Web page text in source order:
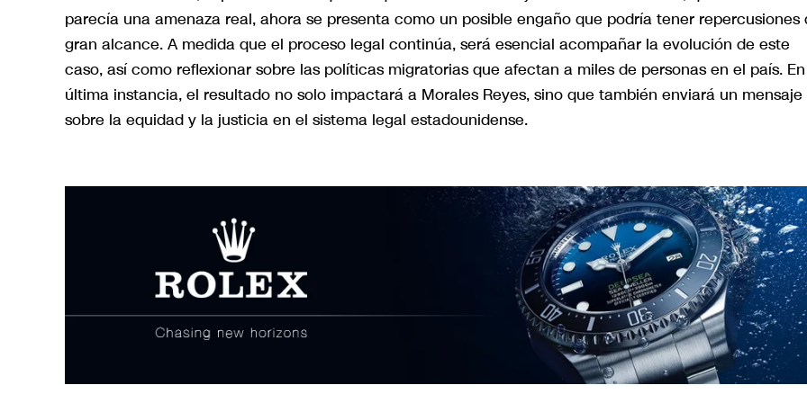
parecía una amenaza real, ahora se presenta como un posible engaño que podría tener repercusiones
gran alcance. A medida que el proceso legal continúa, será esencial acompañar la evolución de este
caso, así como reflexionar sobre las políticas migratorias que afectan a miles de personas en el país. En
última instancia, el resultado no solo impactará a Morales Reyes, sino que también enviará un mensaje
sobre la equidad y la justicia en el sistema legal estadounidense.